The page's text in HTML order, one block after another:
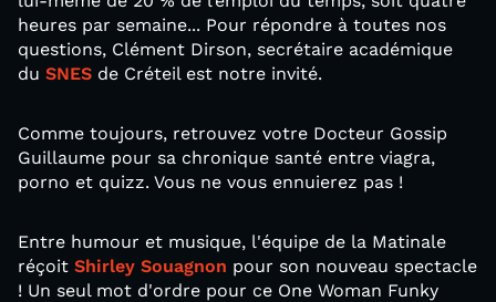
heures par semaine... Pour répondre à toutes nos
questions, Clément Dirson, secrétaire académique
du SNES de Créteil est notre invité.
Comme toujours, retrouvez votre Docteur Gossip
Guillaume pour sa chronique santé entre viagra,
porno et quizz. Vous ne vous ennuierez pas !
Entre humour et musique, l'équipe de la Matinale
réçoit Shirley Souagnon pour son nouveau spectacle
! Un seul mot d'ordre pour ce One Woman Funky